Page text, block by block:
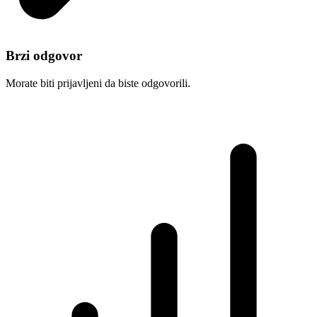
Brzi odgovor
Morate biti prijavljeni da biste odgovorili.